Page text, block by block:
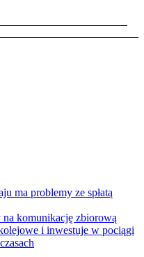
ma problemy ze spłatą
komunikację zbiorową
i inwestuje w pociągi